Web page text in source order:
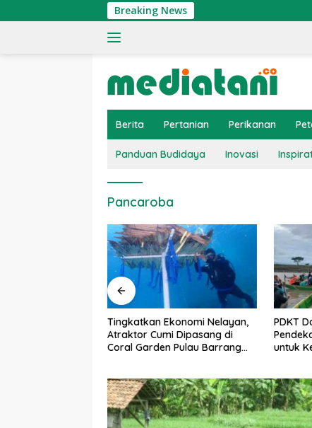
ke
Breaking News
Berita Pertanian Perikanan
Panduan Budidaya Inovasi
Pancaroba
PDKT Danau Tempe :
Pendekatan Kearifan Lokal
untuk Keberlanjutan Sumber
Cara
pada
dan